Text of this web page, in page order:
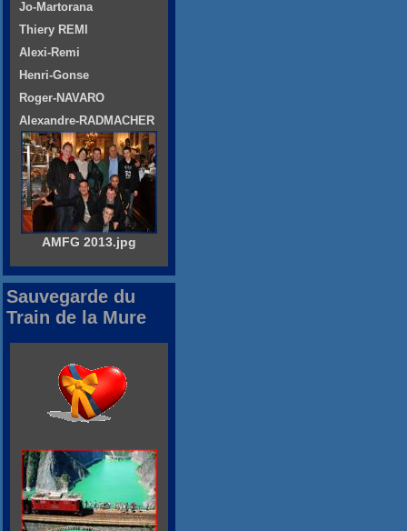
Jo-Martorana
Thiery REMI
Alexi-Remi
Henri-Gonse
Roger-NAVARO
Alexandre-RADMACHER
AMFG 2013.jpg
Sauvegarde du
Train de la Mure